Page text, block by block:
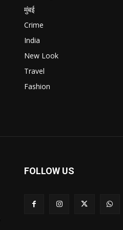
मुंबई
Crime
India
New Look
Travel
Fashion
FOLLOW US